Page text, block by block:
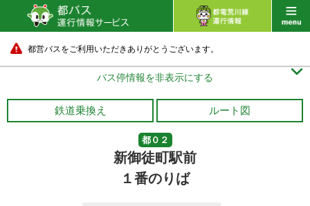
都営バスをご利用いただきありがとうございます。
バス停情報を非表示にする 
鉄道乗換え ルート図
都０２
新御徒町駅前
１番のりば